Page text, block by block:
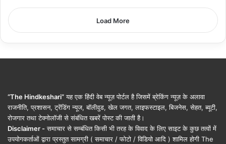
Load More
“The Hindkeshari”यह एक हिंदी वेब न्यूज़ पोर्टल है जिसमें ब्रेकिंग न्यूज़ के अलावा
राजनीति, प्रशासन, ट्रेंडिंग न्यूज, बॉलीवुड, खेल जगत, लाइफस्टाइल, बिजनेस, सेहत, ब्यूटी,
रोजगार तथा टेक्नोलॉजी से संबंधित खबरें पोस्ट की जाती है।
Disclaimer - समाचार से सम्बंधित किसी भी तरह के विवाद के लिए साइट के कुछ तत्वों में
उपयोगकर्ताओं द्वारा प्रस्तुत सामग्री ( समाचार / फोटो / विडियो आदि ) शामिल होगी The